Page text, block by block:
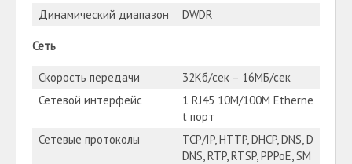
Динамический диапазон DWDR
Сеть
Скорость передачи
32Кб/сек – 16МБ/сек
Сетевой интерфейс
1 RJ45 10М/100М Etherne
t порт
Сетевые протоколы
TCP/IP, HTTP, DHCP, DNS, D
DNS, RTP, RTSP, PPPoE, SM